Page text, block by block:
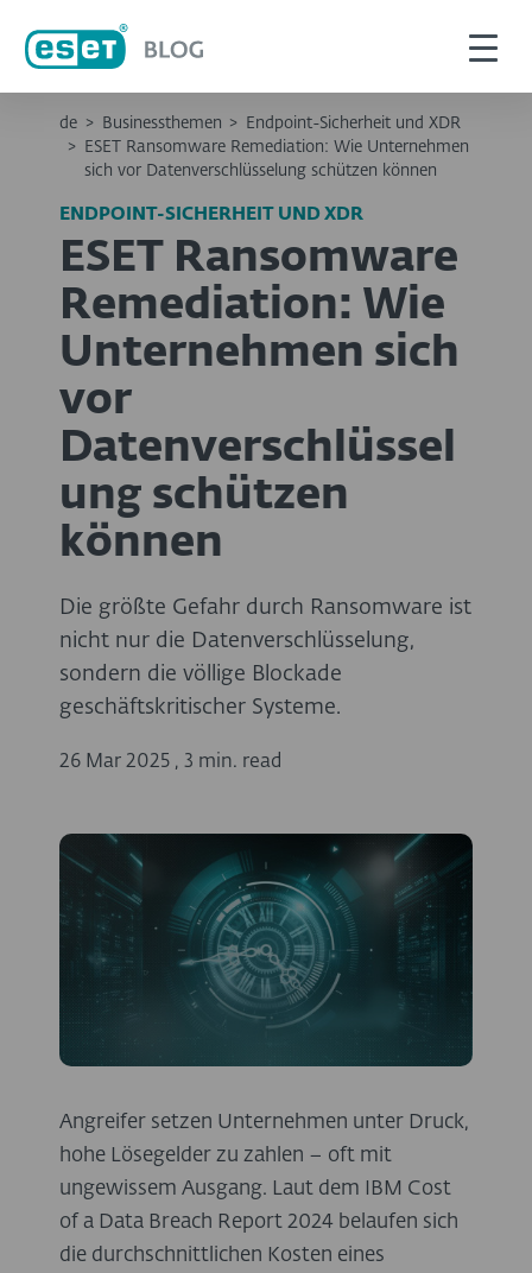
de > Businessthemen >
Endpoint-Sicherheit und XDR
>
ESET Ransomware Remediation: Wie Unternehmen
sich vor Datenverschlüsselung schützen können
ENDPOINT-SICHERHEIT UND XDR
ESET Ransomware
Remediation: Wie
Unternehmen sich
vor
Datenverschlüssel
ung schützen
können
Die größte Gefahr durch Ransomware ist
nicht nur die Datenverschlüsselung,
sondern die völlige Blockade
geschäftskritischer Systeme.
26 Mar 2025 , 3 min. read
Angreifer setzen Unternehmen unter Druck,
hohe Lösegelder zu zahlen – oft mit
ungewissem Ausgang. Laut dem IBM Cost
of a Data Breach Report 2024 belaufen sich
die durchschnittlichen Kosten eines